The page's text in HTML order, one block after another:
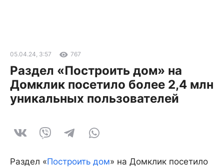
05.04.24, 3:57 767
Раздел «Построить дом» на
Домклик посетило более 2,4 млн
уникальных пользователей
Раздел «Построить дом» на Домклик посетило